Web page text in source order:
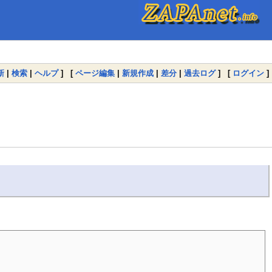
| 検索 | ヘルプ] [ ページ編集 | 新規作成 | 差分 | 過去ログ] [ ログイン ]